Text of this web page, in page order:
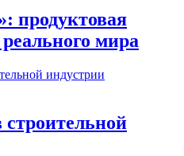
продуктовая
мира